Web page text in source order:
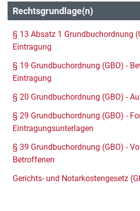
Rechtsgrundlage(n)
§ 13 Absatz 1 Grundbuchordnung
Eintragung
§ 19 Grundbuchordnung (GBO) -
Eintragung
§ 20 Grundbuchordnung (GBO) -
§ 29 Grundbuchordnung (GBO) -
Eintragungsunterlagen
§ 39 Grundbuchordnung (GBO) -
Betroffenen
Gerichts- und Notarkostengesetz